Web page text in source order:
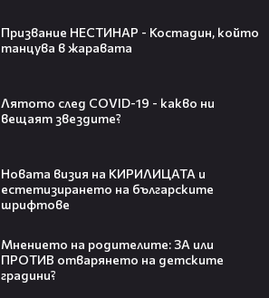
Призвание НЕСТИНАР - Костадин, който
танцува в жаравата
Лятото след COVID-19 - какво ни
вещаят звездите?
Новата визия на КИРИЛИЦАТА и
естетизирането на българските
шрифтове
Мнението на родителите: ЗА или
ПРОТИВ отварянето на детските
градини?
55 милиарда по-късно: EA вече
официално е собственост на
Саудитска Арабия💰
който трябва да спази, иначе
никога няма да се случи.😯💥